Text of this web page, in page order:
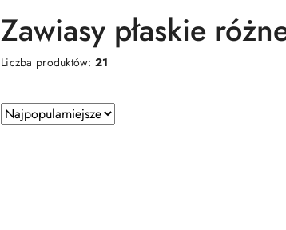
Zawiasy płaskie
Liczba produktów:21
Zastosowano
sortowanie:
Sortuj
według